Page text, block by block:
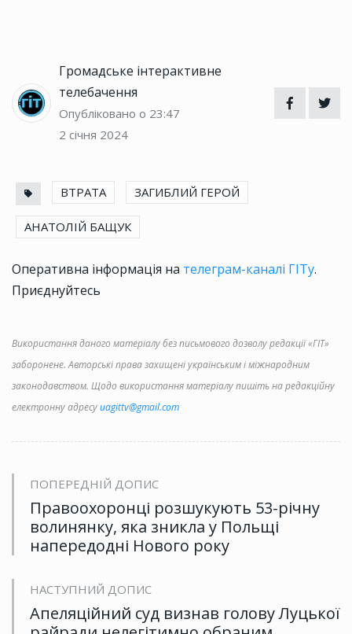
Громадське інтерактивне
телебачення
Опубліковано о 23:47
2 січня 2024
ВТРАТА ЗАГИБЛИЙ ГЕРОЙ
АНАТОЛІЙ БАЩУК
Оперативна інформація на телеграм-каналі ГІТу.
Приєднуйтесь
Використання даного матеріалу без письмового дозволу редакції «ГІТ»
заборонене. Авторські права захищені українським і міжнародним
законодавством. Щодо використання матеріалу пишіть на редакційну
електронну адресуuagittv@gmail.com
ПОПЕРЕДНІЙ ДОПИС
Правоохоронці розшукують 53-річну
волинянку, яка зникла у Польщі
напередодні Нового року
НАСТУПНИЙ ДОПИС
Апеляційний суд визнав голову Луцької